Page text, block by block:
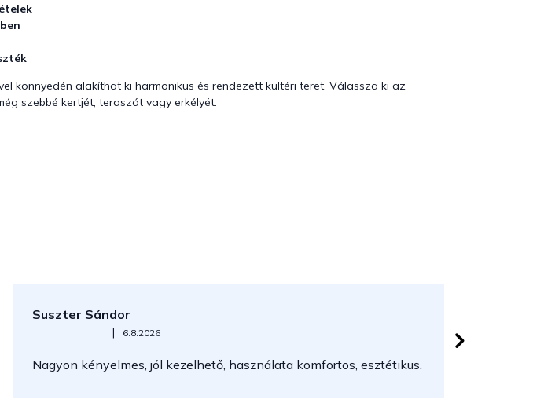
könnyedén alakíthat ki harmonikus és rendezett kültéri teret. Válassza ki az
szebbé kertjét, teraszát vagy erkélyét.
Suszter Sándor
Az áruház értékelése 5-ből 5 csillag.
| 6.8.2026
Nagyon kényelmes, jól kezelhető, használata komfortos, esztétikus.